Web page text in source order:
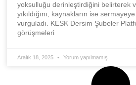
yoksulluğu derinleştirdiğini belirterek
yıkıldığını, kaynakların ise sermayeye
vurguladı. KESK Dersim Şubeler
görüşmeleri
Aralık 18, 2025 Yorum yapılmamış